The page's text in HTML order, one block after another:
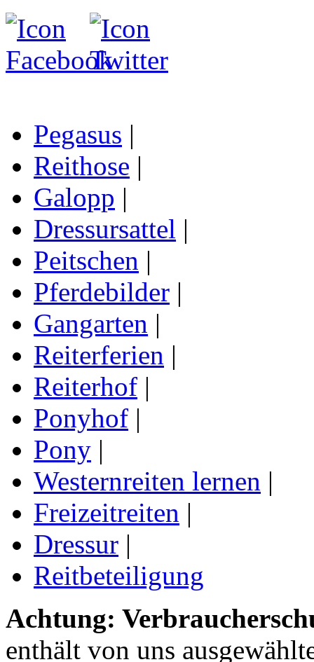
Pegasus |
Reithose |
Galopp |
Dressursattel |
Peitschen |
Pferdebilder |
Gangarten |
Reiterferien |
Reiterhof |
Ponyhof |
Pony |
Westernreiten lernen |
Freizeitreiten |
Dressur |
Reitbeteiligung
Achtung:
enthält von uns